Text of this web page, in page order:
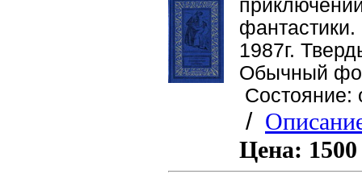
1987г.
Обычный
Состояние:
/
Цена: